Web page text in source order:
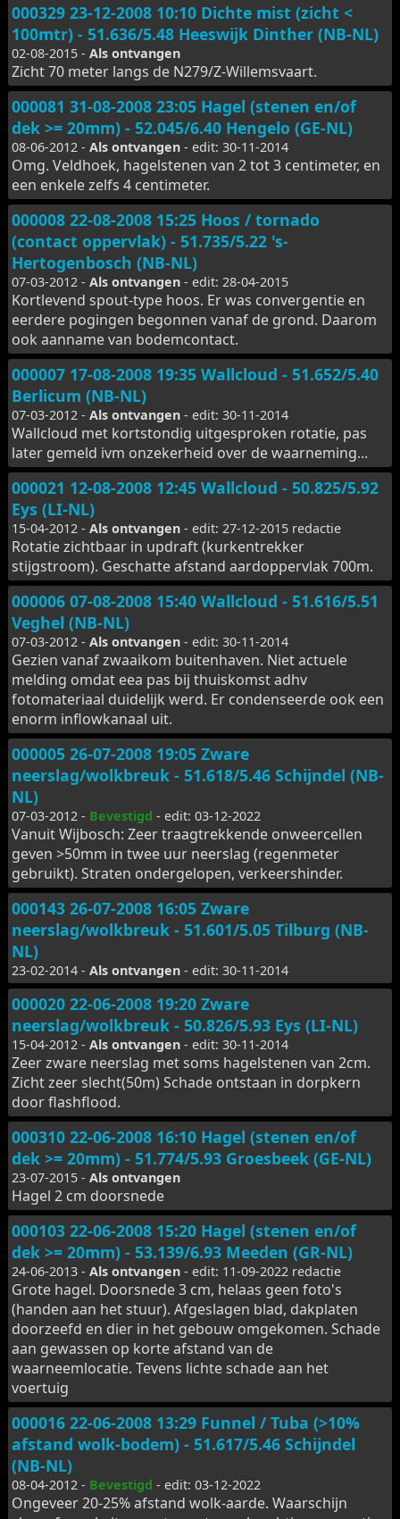
000329 23-12-2008 10:10 Dichte mist (zicht <
100mtr) - 51.636/5.48 Heeswijk Dinther (NB-NL)
02-08-2015 - Als ontvangen
Zicht 70 meter langs de N279/Z-Willemsvaart.
000081 31-08-2008 23:05 Hagel (stenen en/of
dek >= 20mm) - 52.045/6.40 Hengelo (GE-NL)
08-06-2012 - Als ontvangen- edit: 30-11-2014
Omg. Veldhoek, hagelstenen van 2 tot 3 centimeter, en
een enkele zelfs 4 centimeter.
000008 22-08-2008 15:25 Hoos / tornado
(contact oppervlak) - 51.735/5.22 's-
Hertogenbosch (NB-NL)
07-03-2012 - Als ontvangen- edit: 28-04-2015
Kortlevend spout-type hoos. Er was convergentie en
eerdere pogingen begonnen vanaf de grond. Daarom
ook aanname van bodemcontact.
000007 17-08-2008 19:35 Wallcloud - 51.652/5.40
Berlicum (NB-NL)
07-03-2012 - Als ontvangen- edit: 30-11-2014
Wallcloud met kortstondig uitgesproken rotatie, pas
later gemeld ivm onzekerheid over de waarneming...
000021 12-08-2008 12:45 Wallcloud - 50.825/5.92
Eys (LI-NL)
15-04-2012 - Als ontvangen- edit: 27-12-2015 redactie
Rotatie zichtbaar in updraft (kurkentrekker
stijgstroom). Geschatte afstand aardoppervlak 700m.
000006 07-08-2008 15:40 Wallcloud - 51.616/5.51
Veghel (NB-NL)
07-03-2012 - Als ontvangen- edit: 30-11-2014
Gezien vanaf zwaaikom buitenhaven. Niet actuele
melding omdat eea pas bij thuiskomst adhv
fotomateriaal duidelijk werd. Er condenseerde ook een
enorm inflowkanaal uit.
000005 26-07-2008 19:05 Zware
neerslag/wolkbreuk - 51.618/5.46 Schijndel (NB-
NL)
07-03-2012 - Bevestigd - edit: 03-12-2022
Vanuit Wijbosch: Zeer traagtrekkende onweercellen
geven >50mm in twee uur neerslag (regenmeter
gebruikt). Straten ondergelopen, verkeershinder.
000143 26-07-2008 16:05 Zware
neerslag/wolkbreuk - 51.601/5.05 Tilburg (NB-
NL)
23-02-2014 - Als ontvangen- edit: 30-11-2014
000020 22-06-2008 19:20 Zware
neerslag/wolkbreuk - 50.826/5.93 Eys (LI-NL)
15-04-2012 - Als ontvangen- edit: 30-11-2014
Zeer zware neerslag met soms hagelstenen van 2cm.
Zicht zeer slecht(50m) Schade ontstaan in dorpkern
door flashflood.
000310 22-06-2008 16:10 Hagel (stenen en/of
dek >= 20mm) - 51.774/5.93 Groesbeek (GE-NL)
23-07-2015 - Als ontvangen
Hagel 2 cm doorsnede
000103 22-06-2008 15:20 Hagel (stenen en/of
dek >= 20mm) - 53.139/6.93 Meeden (GR-NL)
24-06-2013 - Als ontvangen- edit: 11-09-2022 redactie
Grote hagel. Doorsnede 3 cm, helaas geen foto's
(handen aan het stuur). Afgeslagen blad, dakplaten
doorzeefd en dier in het gebouw omgekomen. Schade
aan gewassen op korte afstand van de
waarneemlocatie. Tevens lichte schade aan het
voertuig
000016 22-06-2008 13:29 Funnel / Tuba (>10%
afstand wolk-bodem) - 51.617/5.46 Schijndel
(NB-NL)
08-04-2012 - Bevestigd - edit: 03-12-2022
Ongeveer 20-25% afstand wolk-aarde. Waarschijn